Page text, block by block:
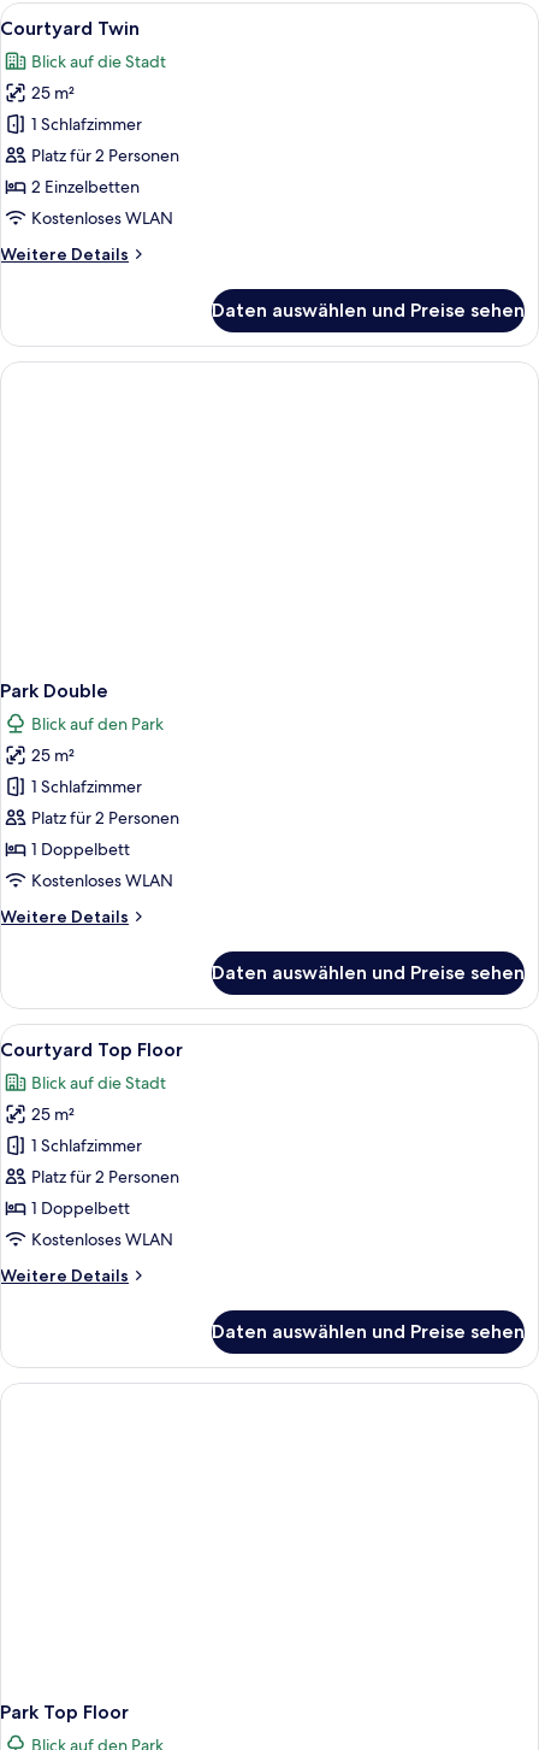
Alle
Fotos
für
Courtyard
Twin
anzeigen
Courtyard Twin | Hochwertige
1
Courtyard Twin
Blick auf die Stadt
25 m²
1 Schlafzimmer
Platz für 2 Personen
2 Einzelbetten
Kostenloses WLAN
Weitere Details
Weitere
Twin
Daten auswählen und Preise sehen
Park Double
Blick auf den Park
25 m²
1 Schlafzimmer
Platz für 2 Personen
1 Doppelbett
Kostenloses WLAN
Weitere Details
Weitere
Double
Daten auswählen und Preise sehen
Alle
Fotos
für
Courtyard
Top
Floor
anzeigen
Ein modernes Hotelzimmer mit
1
Courtyard Top Floor
Blick auf die Stadt
25 m²
1 Schlafzimmer
Platz für 2 Personen
1 Doppelbett
Kostenloses WLAN
Weitere Details
Weitere
Top
Floor
Daten auswählen und Preise sehen
Park Top Floor
Blick auf den Park